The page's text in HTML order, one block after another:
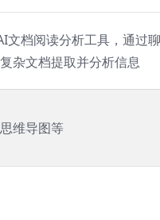
文档阅读分析工具，通过聊
杂文档提取并分析信息
维导图等